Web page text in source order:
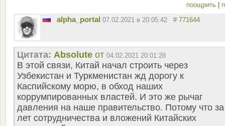
поощрить |
alpha_portal 07.02.2021 в 20:05:42 # 771644
Цитата: Absolute от 04.02.2021 20:01:28
В этой связи, Китай начал строить через
Узбекистан и Туркменистан жд дорогу к
Каспийскому морю, в обход наших
коррумпированных властей. И это же рычаг
давления на наше правительство. Потому что
лет сотрудничества и вложений Китайских